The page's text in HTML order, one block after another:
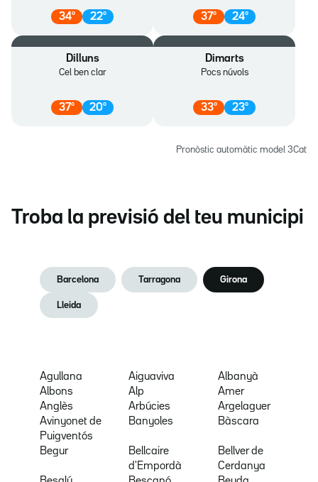
34º 22º 37º 24º
Dilluns
Cel ben clar
37º 20º
Dimarts
Pocs núvols
33º 23º
Pronòstic automàtic model 3Cat
Troba la previsió del teu municipi
Barcelona Tarragona Girona
Lleida
Agullana Aiguaviva
Albanyà
Albons
Alp
Amer
Anglès
Arbúcies
Argelaguer
Avinyonet de
Puigventós
Banyoles Bàscara
Begur
Bellcaire
d'Empordà
Bellver de
Cerdanya